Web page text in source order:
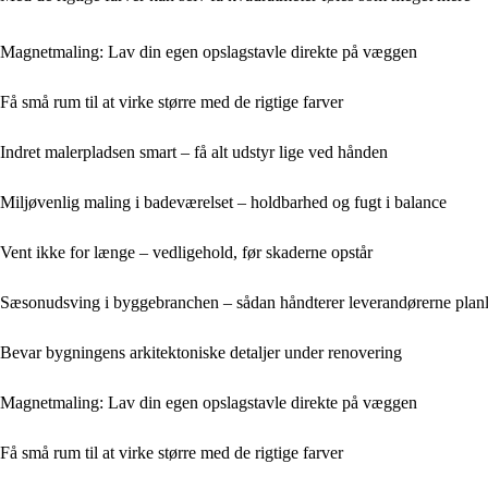
Magnetmaling: Lav din egen opslagstavle direkte på væggen
Få små rum til at virke større med de rigtige farver
Indret malerpladsen smart – få alt udstyr lige ved hånden
Miljøvenlig maling i badeværelset – holdbarhed og fugt i balance
Vent ikke for længe – vedligehold, før skaderne opstår
Sæsonudsving i byggebranchen – sådan håndterer leverandørerne
Bevar bygningens arkitektoniske detaljer under renovering
Magnetmaling: Lav din egen opslagstavle direkte på væggen
Få små rum til at virke større med de rigtige farver